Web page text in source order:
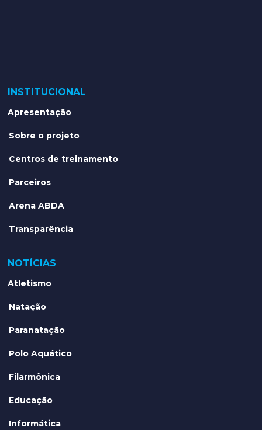
INSTITUCIONAL
Apresentação
Sobre o projeto
Centros de treinamento
Parceiros
Arena ABDA
Transparência
NOTÍCIAS
Atletismo
Natação
Paranatação
Polo Aquático
Filarmônica
Educação
Informática